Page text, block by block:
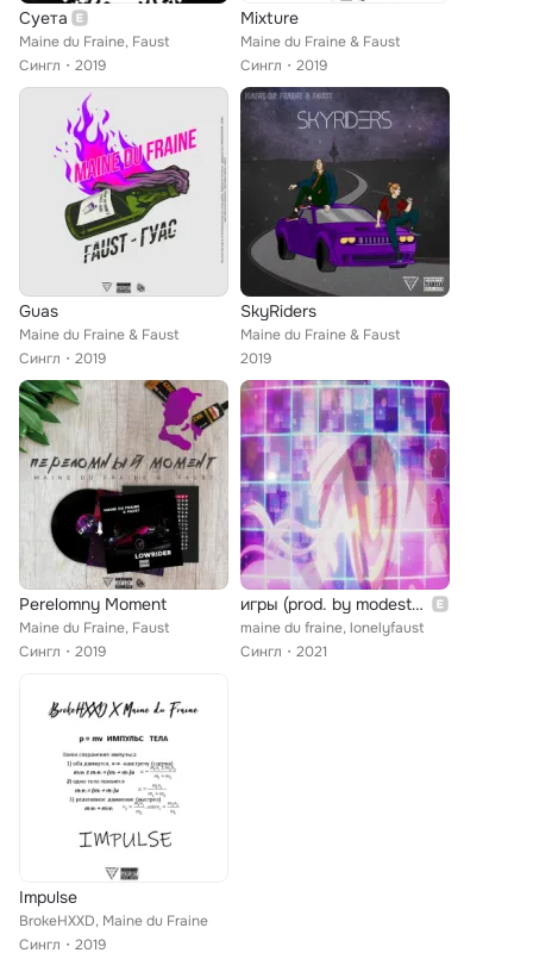
Суета
Maine du Fraine, Faust
Сингл
2019
Mixture
Maine du Fraine & Faust
Сингл
2019
Guas
Maine du Fraine & Faust
Сингл
2019
SkyRiders
Maine du Fraine & Faust
2019
Perelomny Moment
Maine du Fraine, Faust
Сингл
2019
игры (prod. by modestboy1095)
maine du fraine, lonelyfaust
Сингл
2021
Impulse
BrokeHXXD, Maine du Fraine
Сингл
2019